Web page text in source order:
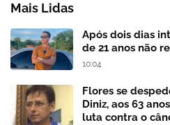
Mais Lidas
Após dois dias
de 21 anos não
10:04
Flores se
Diniz, aos 63
luta contra o